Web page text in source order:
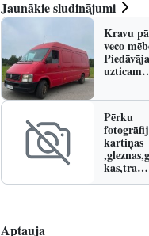
Jaunākie sludinājumi
Kravu
veco
Pērku
kartiņas
kas,tra…
Aptauja